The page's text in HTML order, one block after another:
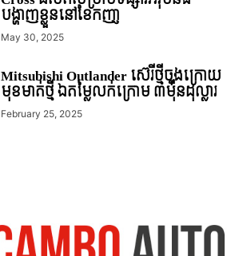
បង្ហាញខ្លួននៅខែកញា្ញ
May 30, 2025
Mitsubishi Outlander ស៊េរីថ្មីចុងក្រោយ
មុខមាត់ថ្មី ឯតម្លៃលក់ក្រោម ៣មុឺនដុល្លារ
February 25, 2025